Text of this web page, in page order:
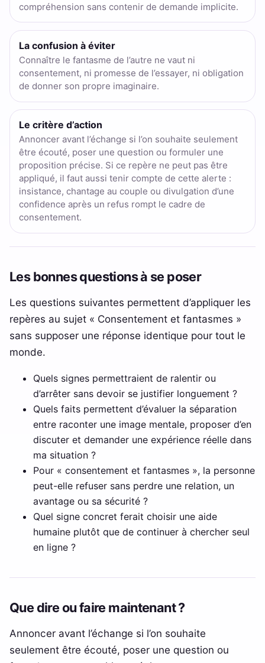
compréhension sans contenir de demande implicite.
La confusion à éviter
Connaître le fantasme de l’autre ne vaut ni
consentement, ni promesse de l’essayer, ni obligation
de donner son propre imaginaire.
Le critère d’action
Annoncer avant l’échange si l’on souhaite seulement
être écouté, poser une question ou formuler une
proposition précise. Si ce repère ne peut pas être
appliqué, il faut aussi tenir compte de cette alerte :
insistance, chantage au couple ou divulgation d’une
confidence après un refus rompt le cadre de
consentement.
Les bonnes questions à se poser
Les questions suivantes permettent d’appliquer les
repères au sujet « Consentement et fantasmes »
sans supposer une réponse identique pour tout le
monde.
Quels signes permettraient de ralentir ou
d’arrêter sans devoir se justifier longuement ?
Quels faits permettent d’évaluer la séparation
entre raconter une image mentale, proposer d’en
discuter et demander une expérience réelle dans
ma situation ?
Pour « consentement et fantasmes », la personne
peut-elle refuser sans perdre une relation, un
avantage ou sa sécurité ?
Quel signe concret ferait choisir une aide
humaine plutôt que de continuer à chercher seul
en ligne ?
Que dire ou faire maintenant ?
Annoncer avant l’échange si l’on souhaite
seulement être écouté, poser une question ou